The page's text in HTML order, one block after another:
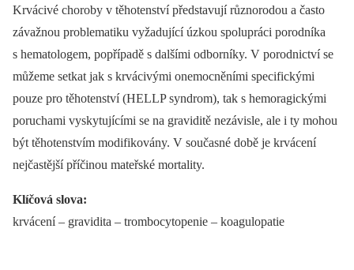
Krvácivé choroby v těhotenství představují různorodou a často
závažnou problematiku vyžadující úzkou spolupráci porodníka
s hematologem, popřípadě s dalšími odborníky. V porodnictví se
můžeme setkat jak s krvácivými onemocněními specifickými
pouze pro těhotenství (HELLP syndrom), tak s hemoragickými
poruchami vyskytujícími se na graviditě nezávisle, ale i ty mohou
být těhotenstvím modifikovány. V současné době je krvácení
nejčastější příčinou mateřské mortality.
Klíčová slova:
krvácení –⁠ gravidita –⁠ trombocytopenie –⁠ koagulopatie